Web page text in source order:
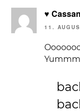
♥
11.